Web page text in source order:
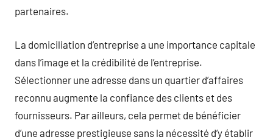
partenaires.
La domiciliation d’entreprise a une importance capitale
dans l’image et la crédibilité de l’entreprise.
Sélectionner une adresse dans un quartier d’affaires
reconnu augmente la confiance des clients et des
fournisseurs. Par ailleurs, cela permet de bénéficier
d’une adresse prestigieuse sans la nécessité d’y établir